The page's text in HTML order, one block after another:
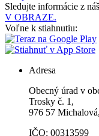
Sledujte informácie z
V OBRAZE.
Voľne k stiahnutiu:
Adresa
Obecný úrad v
Trosky č. 1,
976 57
IČO: 00313599